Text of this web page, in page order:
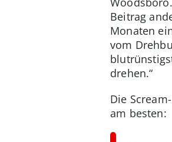
Beitrag
Monaten
vom
drehen.“
Die
am besten: